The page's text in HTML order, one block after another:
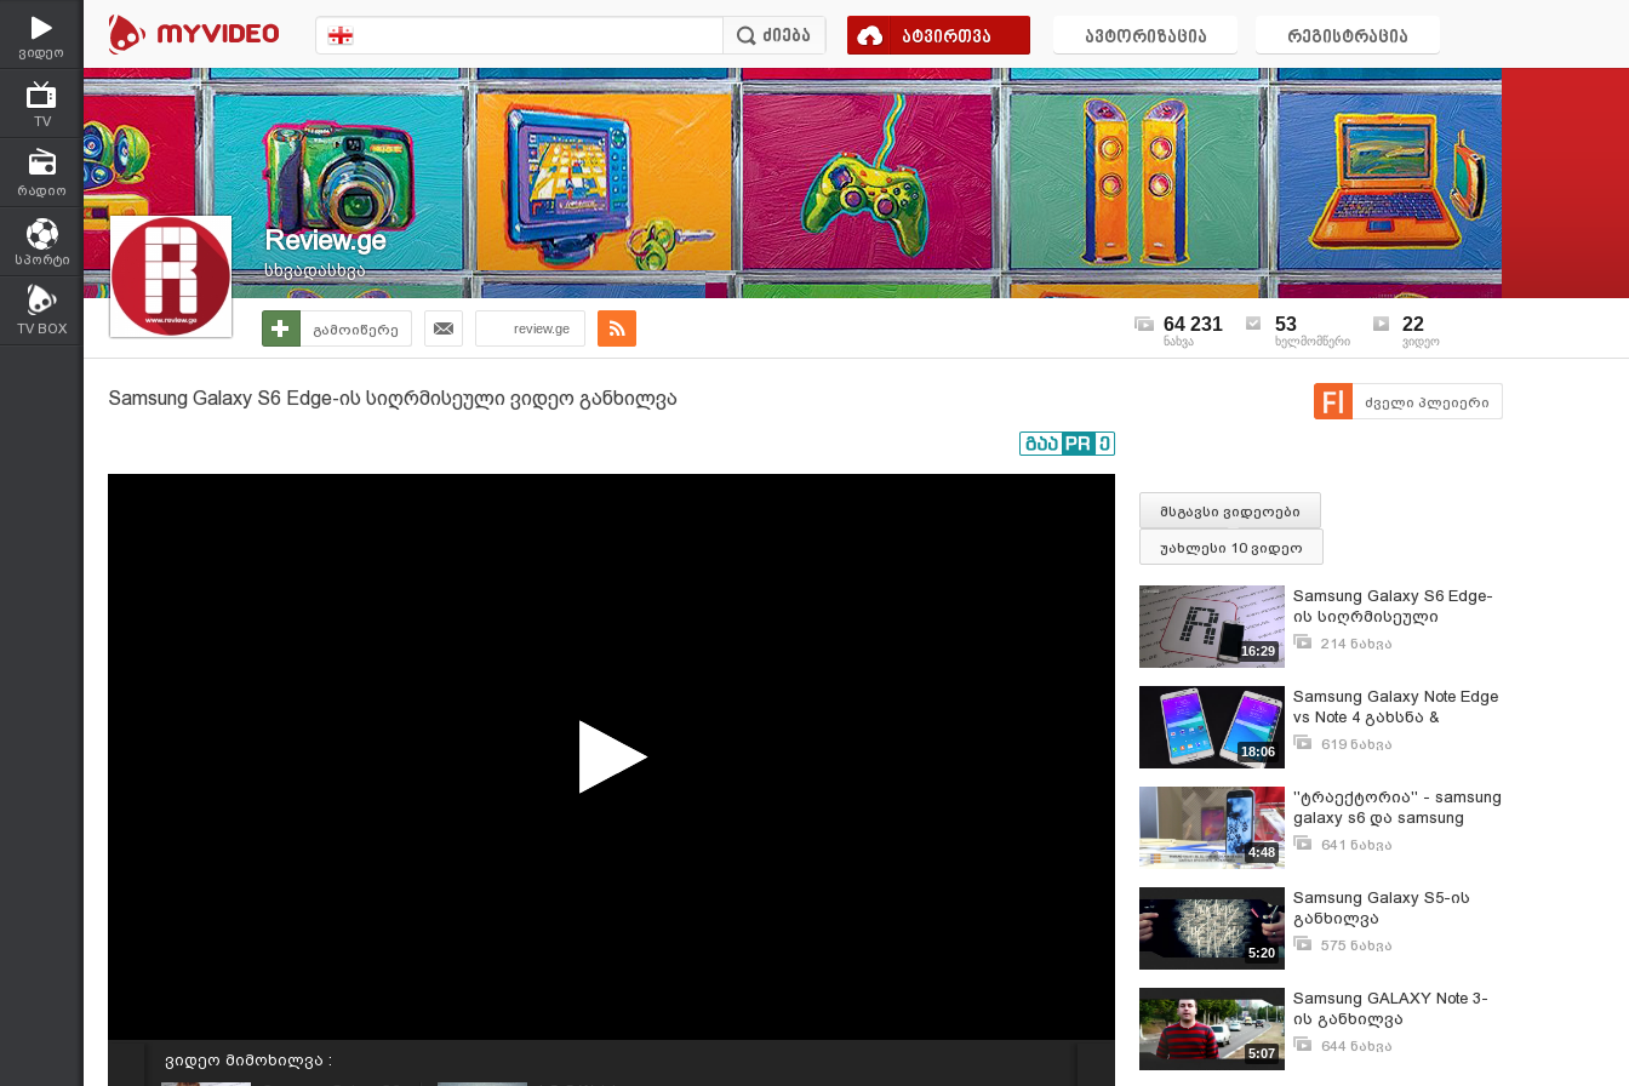
ვიდეო
TV
რადიო
სპორტი
TV BOX
ატვირთვა ავტორიზაცია რეგისტრაცია
Review.ge
სხვადასხვა
გამოიწერე review.ge 64 231
ნახვა
53
ხელმომწერი
22
ვიდეო
Samsung Galaxy S6 Edge-ის სიღრმისეული ვიდეო განხილვა ძველი პლეიერი
ვიდეო მიმოხილვა :
მსგავსი ვიდეოები
უახლესი 10 ვიდეო
16:29
Samsung Galaxy S6 Edge-
ის სიღრმისეული
განხილვა
214 ნახვა
18:06
Samsung Galaxy Note Edge
vs Note 4 გახსნა &
განხილვა
619 ნახვა
4:48
''ტრაექტორია'' - samsung
galaxy s6 და samsung
galaxy s6 EDGE უახლესი
641 ნახვა
5:20
Samsung Galaxy S5-ის
განხილვა
575 ნახვა
5:07
Samsung GALAXY Note 3-
ის განხილვა
644 ნახვა